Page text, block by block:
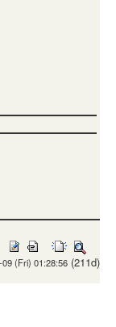
(Fri) 01:28:56 (211d)